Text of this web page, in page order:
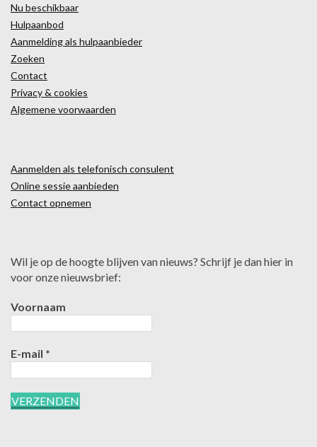
Nu beschikbaar
Hulpaanbod
Aanmelding als hulpaanbieder
Zoeken
Contact
Privacy & cookies
Algemene voorwaarden
Aanmelden als telefonisch consulent
Online sessie aanbieden
Contact opnemen
Wil je op de hoogte blijven van nieuws? Schrijf je dan hier in
voor onze nieuwsbrief:
Voornaam
E-mail *